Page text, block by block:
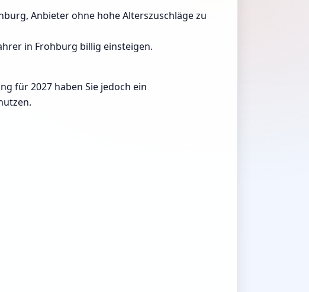
Anbieter ohne hohe Alterszuschläge zu
in Frohburg billig einsteigen.
für 2027 haben Sie jedoch ein